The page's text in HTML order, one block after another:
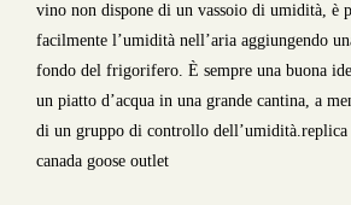
vino non dispone di un vassoio di umidità, è
facilmente l’umidità nell’aria aggiungendo
fondo del frigorifero. È sempre una buona
un piatto d’acqua in una grande cantina, a
di un gruppo di controllo dell’umidità.replica
canada goose outlet